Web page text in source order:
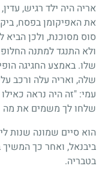
אריה היה ילד רגיש,
את האפיקומן בפסח,
סוס מסוכנת, ולכן הביא
ולא התנגד למתנה
שלו. באמצע החגיגה
שלה, ואריה עלה ורכב
עמי: "זה היה נראה
שלחו לך משמים את
הוא סיים שמונה שנות
ביבנאל, ואחר כך המשיך
בטבריה.